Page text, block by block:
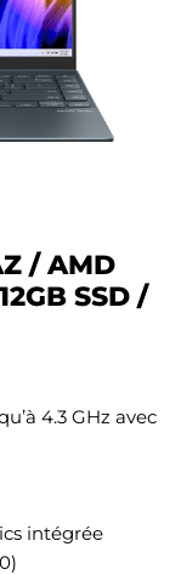
/ AMD
SSD /
4.3 GHz avec
intégrée